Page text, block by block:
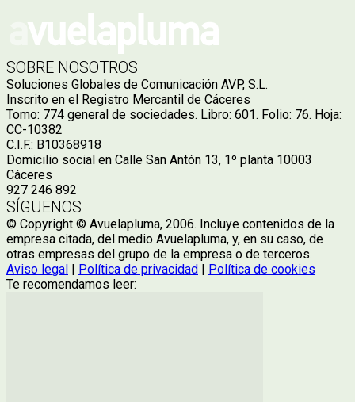
SOBRE NOSOTROS
Soluciones Globales de Comunicación AVP, S.L.
Inscrito en el Registro Mercantil de Cáceres
Tomo: 774 general de sociedades. Libro: 601. Folio: 76. Hoja:
CC-10382
C.I.F.: B10368918
Domicilio social en Calle San Antón 13, 1º planta 10003
Cáceres
927 246 892
SÍGUENOS
© Copyright © Avuelapluma, 2006. Incluye contenidos de la
empresa citada, del medio Avuelapluma, y, en su caso, de
otras empresas del grupo de la empresa o de terceros.
Aviso legal | Política de privacidad | Política de cookies
Te recomendamos leer: